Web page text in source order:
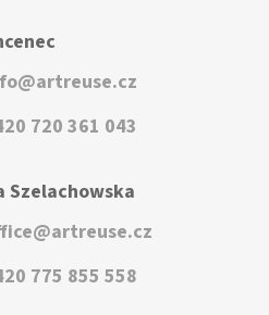
720 361 043
Szelachowska
775 855 558